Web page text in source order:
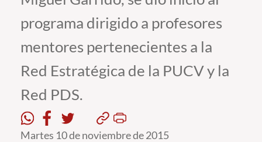
Estudiantes
Académicos
Funcionarios
Alumni
programa dirigido a profesores
mentores pertenecientes a la
Red Estratégica de la PUCV y la
Red PDS.
Martes 10 de noviembre de 2015